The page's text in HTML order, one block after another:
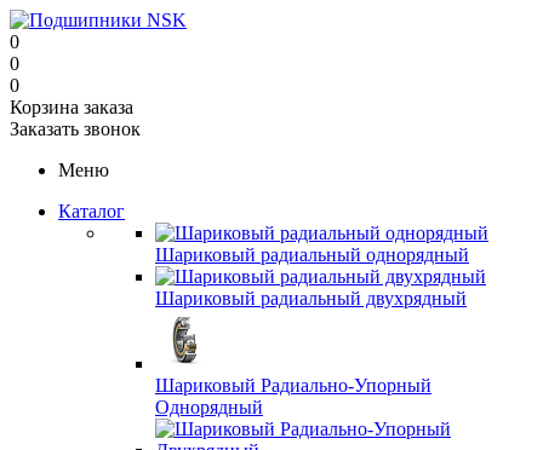
0
0
0
Корзина заказа
Заказать звонок
Меню
Каталог
Шариковый радиальный однорядный
Шариковый радиальный двухрядный
Шариковый Радиально-Упорный
Однорядный